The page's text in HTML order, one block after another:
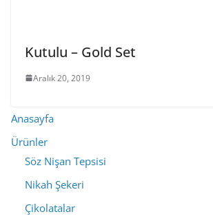
Kutulu – Gold Set
Aralık 20, 2019
Anasayfa
Ürünler
Söz Nişan Tepsisi
Nikah Şekeri
Çikolatalar